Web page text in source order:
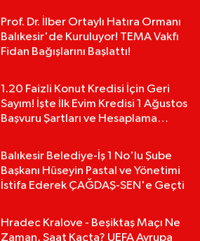
Prof. Dr. İlber Ortaylı Hatıra Ormanı
Balıkesir'de Kuruluyor! TEMA Vakfı
Fidan Bağışlarını Başlattı!
1.20 Faizli Konut Kredisi İçin Geri
Sayım! İşte İlk Evim Kredisi 1 Ağustos
Başvuru Şartları ve Hesaplama
Balıkesir Belediye-İş 1 No'lu Şube
Başkanı Hüseyin Pastal ve Yönetimi
İstifa Ederek ÇAĞDAŞ-SEN'e Geçti
Hradec Kralove - Beşiktaş Maçı Ne
Zaman, Saat Kaçta? UEFA Avrupa